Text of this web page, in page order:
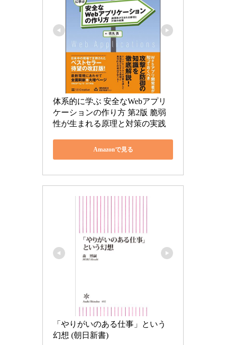
体系的に学ぶ 安全なWebアプリ
ケーションの作り方 第2版 脆弱
性が生まれる原理と対策の実践
Amazonで見る
「やりがいのある仕事」という
幻想 (朝日新書)